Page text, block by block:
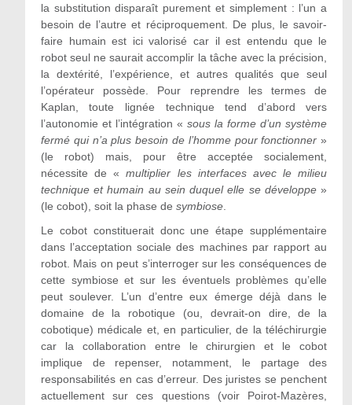
la substitution disparaît purement et simplement : l’un a
besoin de l’autre et réciproquement. De plus, le savoir-
faire humain est ici valorisé car il est entendu que le
robot seul ne saurait accomplir la tâche avec la précision,
la dextérité, l’expérience, et autres qualités que seul
l’opérateur possède. Pour reprendre les termes de
Kaplan, toute lignée technique tend d’abord vers
l’autonomie et l’intégration «sous la forme d’un système
fermé qui n’a plus besoin de l’homme pour fonctionner»
(le robot) mais, pour être acceptée socialement,
nécessite de «multiplier les interfaces avec le milieu
technique et humain au sein duquel elle se développe»
(le cobot), soit la phase de symbiose.
Le cobot constituerait donc une étape supplémentaire
dans l’acceptation sociale des machines par rapport au
robot. Mais on peut s’interroger sur les conséquences de
cette symbiose et sur les éventuels problèmes qu’elle
peut soulever. L’un d’entre eux émerge déjà dans le
domaine de la robotique (ou, devrait-on dire, de la
cobotique) médicale et, en particulier, de la téléchirurgie
car la collaboration entre le chirurgien et le cobot
implique de repenser, notamment, le partage des
responsabilités en cas d’erreur. Des juristes se penchent
actuellement sur ces questions (voir Poirot-Mazères,